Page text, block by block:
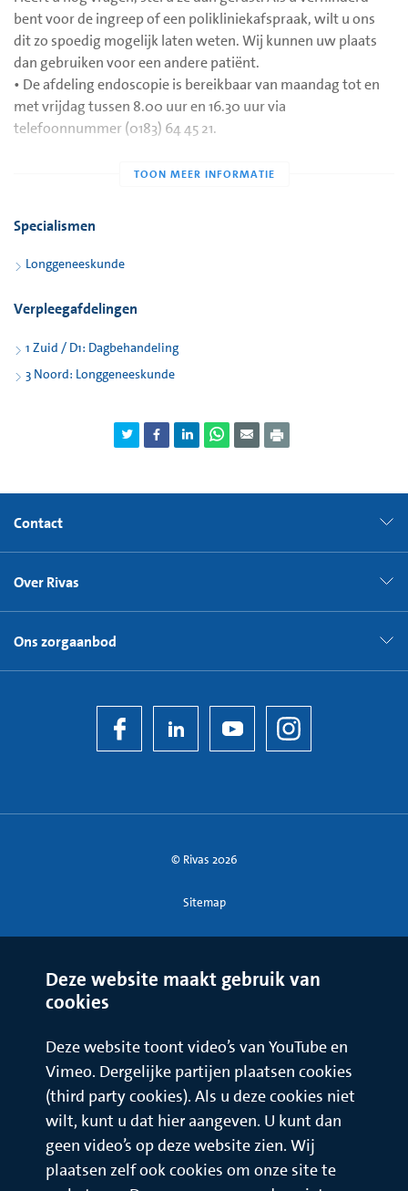
onderzoek of een andere oorzaak hebben.
bent voor de ingreep of een polikliniekafspraak, wilt u ons
dit zo spoedig mogelijk laten weten. Wij kunnen uw plaats
dan gebruiken voor een andere patiënt.
• De afdeling endoscopie is bereikbaar van maandag tot en
met vrijdag tussen 8.00 uur en 16.30 uur via
telefoonnummer (0183) 64 45 21.
Specialismen
Longgeneeskunde
Verpleegafdelingen
1 Zuid / D1: Dagbehandeling
3 Noord: Longgeneeskunde
Contact
Over Rivas
Ons zorgaanbod
© Rivas 2026
Sitemap
Deze website maakt gebruik van
cookies
Deze website toont video’s van YouTube en
Vimeo. Dergelijke partijen plaatsen cookies
(third party cookies). Als u deze cookies niet
wilt, kunt u dat hier aangeven. U kunt dan
geen video’s op deze website zien. Wij
plaatsen zelf ook cookies om onze site te